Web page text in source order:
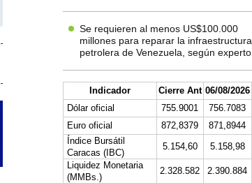
Se requieren al menos US$100.000
millones para reparar la infraestructura
petrolera de Venezuela, según experto
Indicador Cierre Ant 06/08/2026
Dólar oficial
755.9001
756.7083
Euro oficial
872,8379
871,8944
Índice Bursátil
Caracas (IBC)
5.154,60
5.158,98
Liquidez Monetaria
(MMBs.)
2.328.582
2.390.884